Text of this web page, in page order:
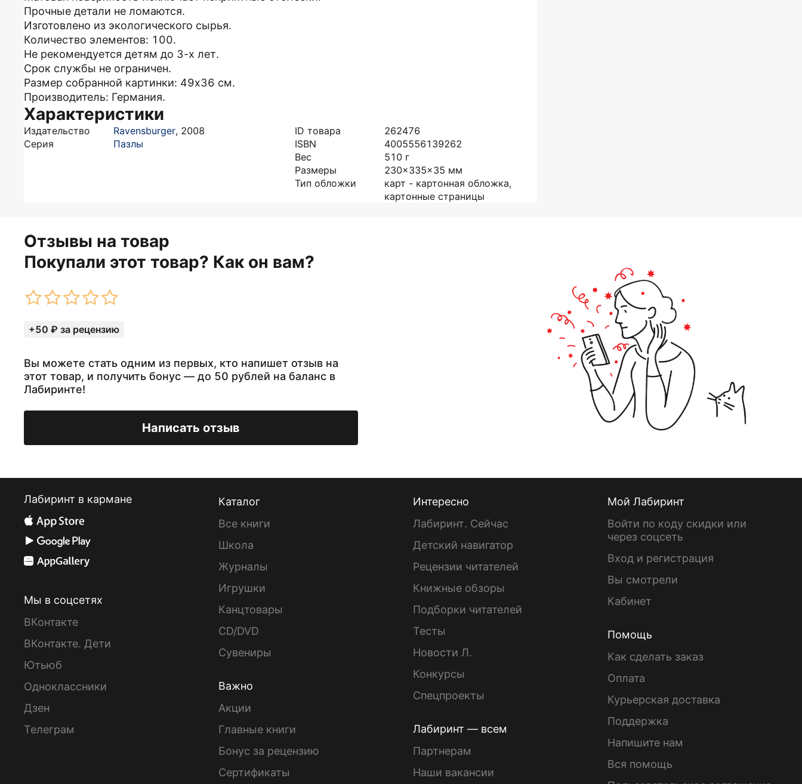
Прочные детали не ломаются.
Изготовлено из экологического сырья.
Количество элементов: 100.
Не рекомендуется детям до 3-х лет.
Срок службы не ограничен.
Размер собранной картинки: 49х36 см.
Производитель: Германия.
Характеристики
Издательство Ravensburger, 2008
Серия
Пазлы
ID товара
262476
ISBN
4005556139262
Вес
510 г
Размеры
230x335x35 мм
Тип обложки
карт - картонная обложка,
картонные страницы
Отзывы на товар
Покупали этот товар? Как он вам?
+50 ₽ за рецензию
Вы можете стать одним из первых, кто напишет отзыв на
этот товар, и получить бонус — до 50 рублей на баланс в
Лабиринте!
Написать отзыв
Лабиринт в кармане
Мы в соцсетях
ВКонтакте
ВКонтакте. Дети
Ютьюб
Одноклассники
Дзен
Телеграм
Каталог
Все книги
Школа
Журналы
Игрушки
Канцтовары
CD/DVD
Сувениры
Важно
Акции
Главные книги
Бонус за рецензию
Сертификаты
Интересно
Лабиринт. Сейчас
Детский навигатор
Рецензии читателей
Книжные обзоры
Подборки читателей
Тесты
Новости Л.
Конкурсы
Спецпроекты
Лабиринт — всем
Партнерам
Наши вакансии
Мой Лабиринт
Войти по коду скидки или
через соцсеть
Вход и регистрация
Вы смотрели
Кабинет
Помощь
Как сделать заказ
Оплата
Курьерская доставка
Поддержка
Напишите нам
Вся помощь